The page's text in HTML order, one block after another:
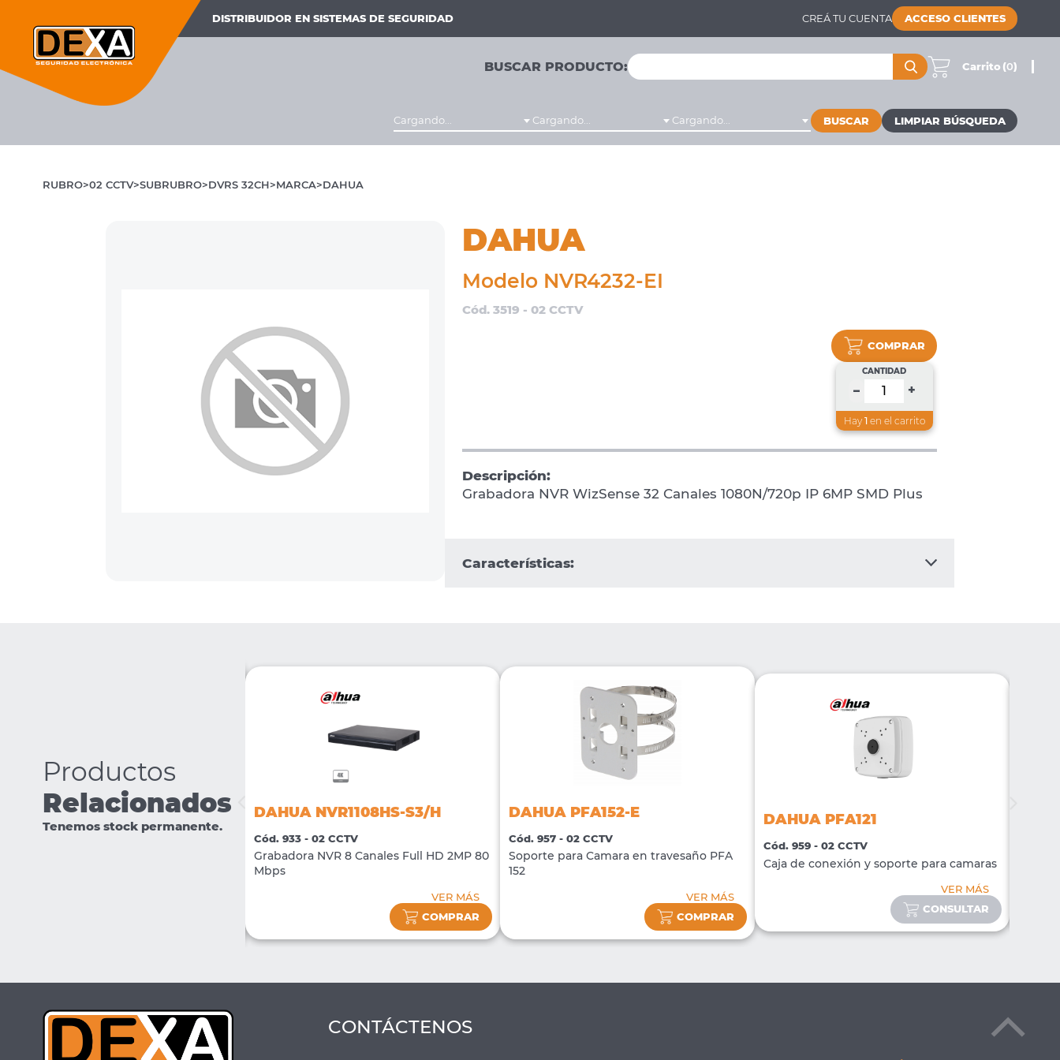
DISTRIBUIDOR EN SISTEMAS DE SEGURIDAD CREÁ TU CUENTA ACCESO CLIENTES
BUSCAR PRODUCTO: Carrito (0)
Cargando... Cargando... Cargando... BUSCAR
RUBRO 02 CCTV SUBRUBRO DVRS 32CH MARCA DAHUA
DAHUA
Modelo NVR4232-EI
Cód. 3519 - 02 CCTV
COMPRAR
CANTIDAD
– +
Hay 1en el carrito
Descripción:
Grabadora NVR WizSense 32 Canales 1080N/720p IP 6MP SMD Plus
Características:
Productos
Relacionados
Tenemos stock permanente.
IPC-HFW1239S1P-LED-
S5
DAHUA NVR1108HS-S3/H
Cód. 933 - 02 CCTV
Grabadora NVR 8 Canales Full HD 2MP 80
Mbps
VER MÁS
COMPRAR
DAHUA PFA152-E
Cód. 957 - 02 CCTV
Soporte para Camara en travesaño PFA
152
VER MÁS
COMPRAR
DAHUA PFA121
Cód. 959 - 02 CCTV
Caja de conexión y soporte para camaras
VER MÁS
CONSULTAR
CONTÁCTENOS